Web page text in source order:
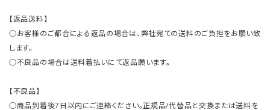
【返品送料】
○お客様のご都合による返品の場合は、弊社宛ての送料のご負担をお願い致
します。
○不良品の場合は送料着払いにて返品願います。
【不良品】
○商品到着後7日以内にご連絡ください。正規品/代替品と交換または送料を